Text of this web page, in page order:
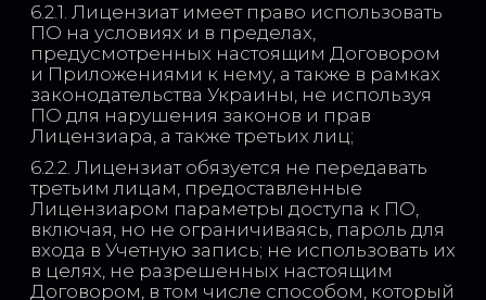
6.2.1. Лицензиат имеет право использовать
ПО на условиях и в пределах,
предусмотренных настоящим Договором
и Приложениями к нему, а также в рамках
законодательства Украины, не используя
ПО для нарушения законов и прав
Лицензиара, а также третьих лиц;
6.2.2. Лицензиат обязуется не передавать
третьим лицам, предоставленные
Лицензиаром параметры доступа к ПО,
включая, но не ограничиваясь, пароль для
входа в Учетную запись; не использовать их
в целях, не разрешенных настоящим
Договором, в том числе способом, который